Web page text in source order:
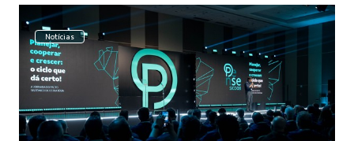
Notícias